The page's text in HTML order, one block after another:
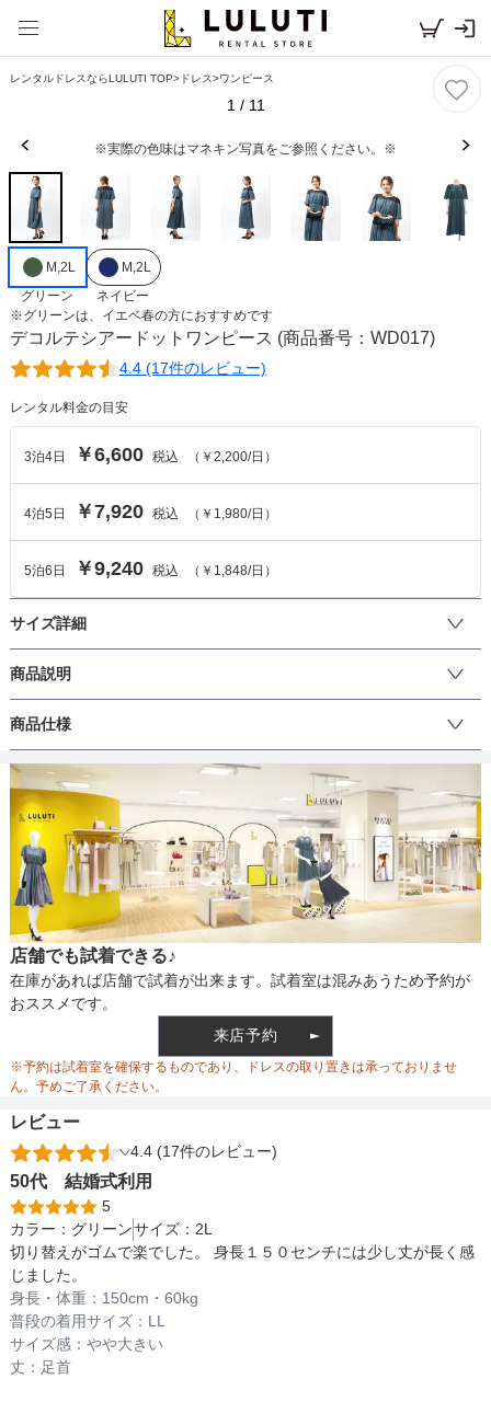
レンタルドレスならLULUTI TOP>ドレス>ワンピース
1 / 11
※実際の色味はマネキン写真をご参照ください。※
M,2L
グリーン
M,2L
ネイビー
※グリーンは、 イエベ春の方におすすめです
デコルテシアードットワンピース (商品番号：WD017)
4.4 (17件のレビュー)
レンタル料金の目安
3泊4日 ￥6,600 税込 （ ￥2,200/日）
4泊5 日 ￥7,920 税込 （ ￥1,980/日）
5泊6 日 ￥9,240 税込 （ ￥1,848/日）
サイズ詳細
ワンピースのサイズ
サイズ (cm)
着丈 119
肩幅 32.5 35
そでの長さ 33 34
アームホール 38
バスト 86 124
106
ヒップ 120 140
すそまわり
商品説明
デコルテのシアードットが印象的な一枚。細かいプリーツが歩くた
びに揺れてエレガントな印象を演出します。シンプルなデザインで
すが、一つ一つのデザインがこだわられた一枚です。結婚式をはじ
めとするお祝い事での着用はもちろん、ちょっとしたお出かけや写
真撮影などでもご利用頂けます♪シーンに合わせてご利用下さい。
商品仕様
丈 ひざ上 ひざ下 ミモレ パンツ
生地の厚さ 薄い 厚め
裏地 あり
ウエスト調整 ゴム調整
備考 ウエストサイズは最大値のサイズです。
素材
仕様
店舗でも試着できる♪
在庫があれば店舗で試着が出来ます。試着室は混みあうため予約が
おススメです。
来店予約
※予約は試着室を確保するものであり、ドレスの取り置きは承っておりませ
ん。予めご了承ください。
レビュー
4.4 (17件のレビュー)
50代 結婚式利用
5
カラー： グリーンサイズ： 2L
切り替えがゴムで楽でした。 身長１５０センチには少し丈が長く感
じました。
身長・体重： 150cm・ 60kg
普段の着用サイズ： LL
サイズ感： やや大きい
丈： 足首